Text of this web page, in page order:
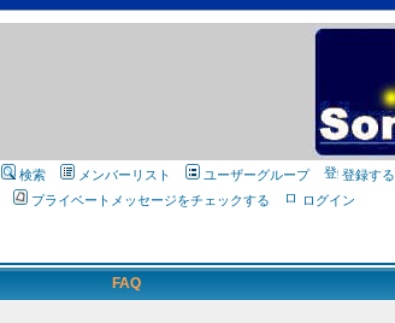
検索 メンバーリスト ユーザーグループ
登録する
プライベートメッセージをチェックする ログイン
FAQ